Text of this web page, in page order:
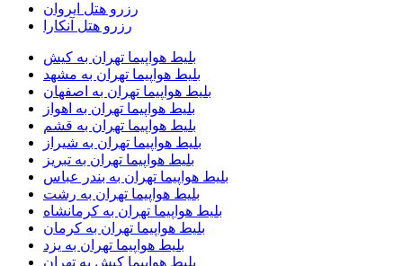
رزرو هتل ایروان
رزرو هتل آنکارا
بلیط هواپیما تهران به کیش
بلیط هواپیما تهران به مشهد
بلیط هواپیما تهران به اصفهان
بلیط هواپیما تهران به اهواز
بلیط هواپیما تهران به قشم
بلیط هواپیما تهران به شیراز
بلیط هواپیما تهران به تبریز
بلیط هواپیما تهران به بندر عباس
بلیط هواپیما تهران به رشت
بلیط هواپیما تهران به کرمانشاه
بلیط هواپیما تهران به کرمان
بلیط هواپیما تهران به یزد
بلیط هواپیما کیش به تهران